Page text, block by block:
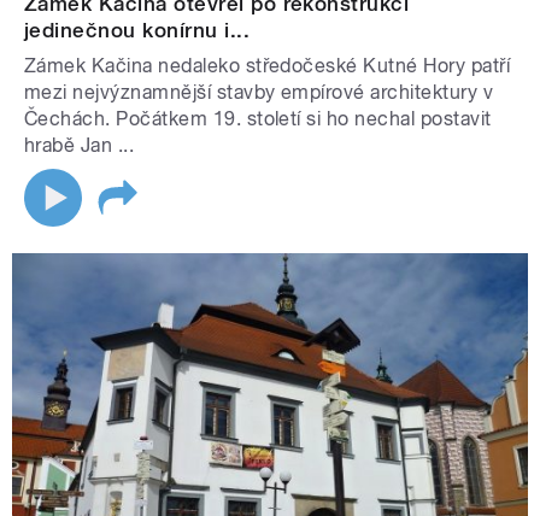
jedinečnou konírnu i...
Zámek Kačina nedaleko středočeské Kutné Hory patří
mezi nejvýznamnější stavby empírové architektury v
Čechách. Počátkem 19. století si ho nechal postavit
hrabě Jan ...